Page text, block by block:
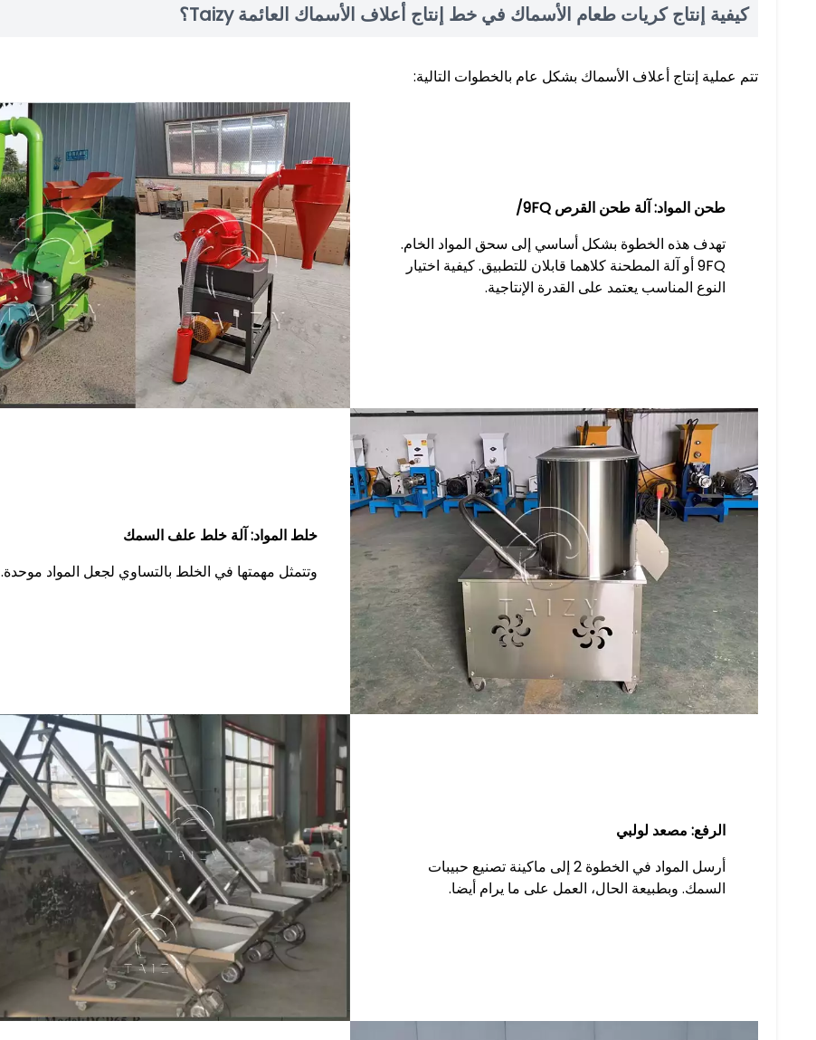
كيفية إنتاج كريات طعام الأسماك في خط إنتاج أعلاف الأسماك العائمة Taizy؟
تتم عملية إنتاج أعلاف الأسماك بشكل عام بالخطوات التالية:
طحن المواد: آلة طحن القرص 9FQ/
تهدف هذه الخطوة بشكل أساسي إلى سحق المواد الخام.
9FQ أو آلة المطحنة كلاهما قابلان للتطبيق. كيفية اختيار
النوع المناسب يعتمد على القدرة الإنتاجية.
خلط المواد: آلة خلط علف السمك
وتتمثل مهمتها في الخلط بالتساوي لجعل المواد موحدة.
الرفع: مصعد لولبي
أرسل المواد في الخطوة 2 إلى ماكينة تصنيع حبيبات
السمك. وبطبيعة الحال، العمل على ما يرام أيضا.